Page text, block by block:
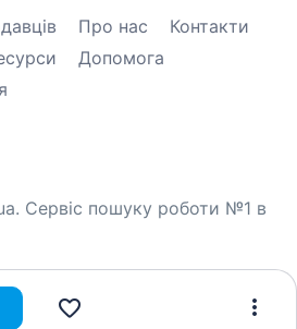
Про нас
Контакти
Допомога
Сервіс пошуку роботи №1 в